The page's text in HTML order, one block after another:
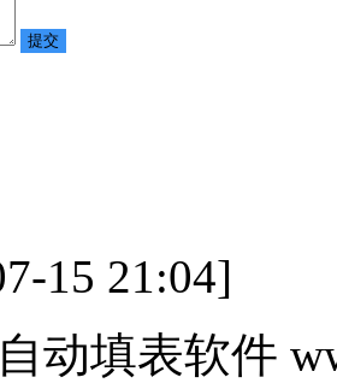
15 21:04]
动填表软件